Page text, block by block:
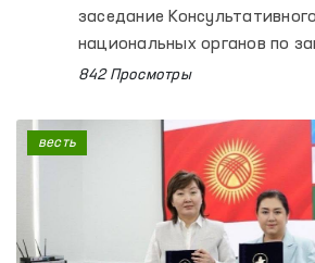
заседание
национальных органов по
человека государств —
842 Просмотры
весть